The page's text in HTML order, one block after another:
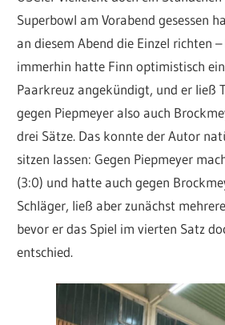
Superbowl am Vorabend gesessen
an diesem Abend die Einzel richten
immerhin hatte Finn optimistisch
Paarkreuz angekündigt, und er ließ
gegen Piepmeyer also auch
drei Sätze. Das konnte der Autor
sitzen lassen: Gegen Piepmeyer
(3:0) und hatte auch gegen
Schläger, ließ aber zunächst
bevor er das Spiel im vierten Satz
entschied.